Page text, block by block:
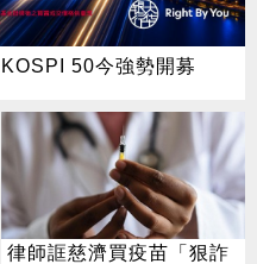
50今強勢開募
律師誆慈濟買疫苗「狠詐